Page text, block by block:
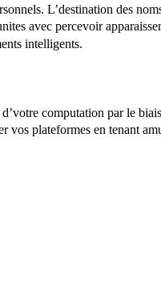
L’destination des
avec percevoir
intelligents.
computation par le
plateformes en tenant